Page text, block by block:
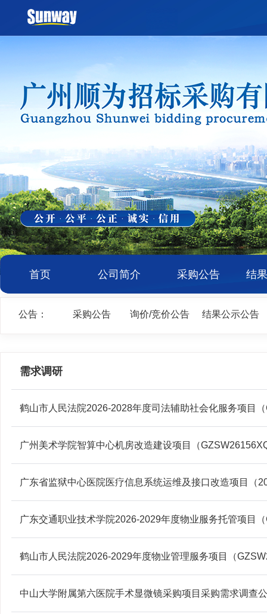
首页 公司简介 采购公告 结
公告： 采购公告 询价/竞价公告 结果公示公告
需求调研
鹤山市人民法院2026-2028年度司法辅助社会化服务项目
广州美术学院智算中心机房改造建设项目（
广东省监狱中心医院医疗信息系统运维及接口改造项目（
广东交通职业技术学院2026-2029年度物业服务托管项目
鹤山市人民法院2026-2029年度物业管理服务项目（
中山大学附属第六医院手术显微镜采购项目采购需求调查